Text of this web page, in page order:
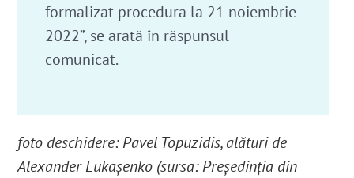
formalizat procedura la 21 noiembrie
2022”, se arată în răspunsul
comunicat.
foto deschidere: Pavel Topuzidis, alături de
Alexander Lukașenko (sursa: Președinția din